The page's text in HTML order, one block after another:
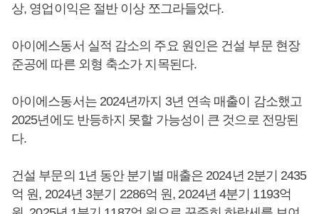
상, 영업이익은 절반 이상 쪼그라들었다.
아이에스동서 실적 감소의 주요 원인은 건설 부문 현장
준공에 따른 외형 축소가 지목된다.
아이에스동서는 2024년까지 3년 연속 매출이 감소했고
2025년에도 반등하지 못할 가능성이 큰 것으로 전망된
다.
건설 부문의 1년 동안 분기별 매출은 2024년 2분기 2435
억 원, 2024년 3분기 2286억 원, 2024년 4분기 1193억